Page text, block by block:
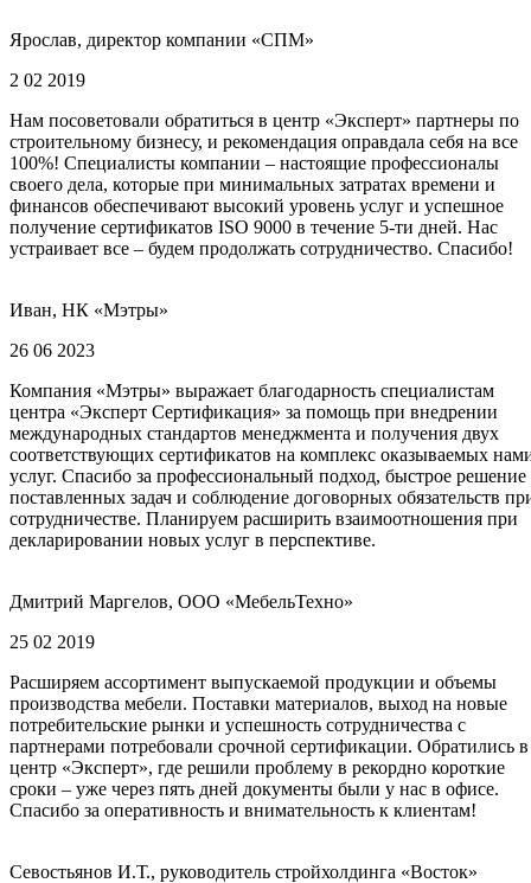
Ярослав, директор компании «СПМ»
2 02 2019
Нам посоветовали обратиться в центр «Эксперт» партнеры по
строительному бизнесу, и рекомендация оправдала себя на все
100%! Специалисты компании – настоящие профессионалы
своего дела, которые при минимальных затратах времени и
финансов обеспечивают высокий уровень услуг и успешное
получение сертификатов ISO 9000 в течение 5-ти дней. Нас
устраивает все – будем продолжать сотрудничество. Спасибо!
Иван, НК «Мэтры»
26 06 2023
Компания «Мэтры» выражает благодарность специалистам
центра «Эксперт Сертификация» за помощь при внедрении
международных стандартов менеджмента и получения двух
соответствующих сертификатов на комплекс оказываемых
услуг. Спасибо за профессиональный подход, быстрое решение
поставленных задач и соблюдение договорных обязательств
сотрудничестве. Планируем расширить взаимоотношения при
декларировании новых услуг в перспективе.
Дмитрий Маргелов, ООО «МебельТехно»
25 02 2019
Расширяем ассортимент выпускаемой продукции и объемы
производства мебели. Поставки материалов, выход на новые
потребительские рынки и успешность сотрудничества с
партнерами потребовали срочной сертификации. Обратились в
центр «Эксперт», где решили проблему в рекордно короткие
сроки – уже через пять дней документы были у нас в офисе.
Спасибо за оперативность и внимательность к клиентам!
Севостьянов И.Т., руководитель стройхолдинга «Восток»